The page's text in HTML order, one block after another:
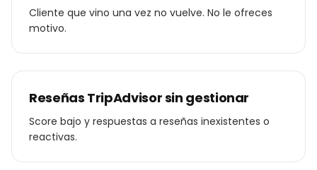
Cliente que vino una vez no vuelve. No le ofreces
motivo.
Reseñas TripAdvisor sin gestionar
Score bajo y respuestas a reseñas inexistentes o
reactivas.